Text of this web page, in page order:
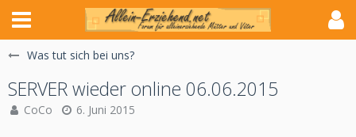
Was tut sich bei uns?
SERVER wieder online 06.06.2015
CoCo 6. Juni 2015